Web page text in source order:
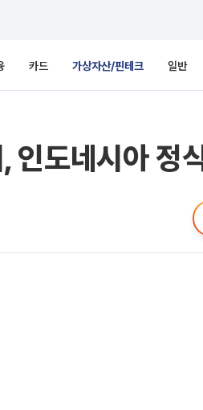
카드 가상자산/핀테크 일반
인도네시아 정